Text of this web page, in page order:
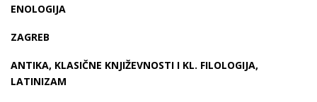
ENOLOGIJA
ZAGREB
ANTIKA, KLASIČNE KNJIŽEVNOSTI I KL. FILOLOGIJA,
LATINIZAM